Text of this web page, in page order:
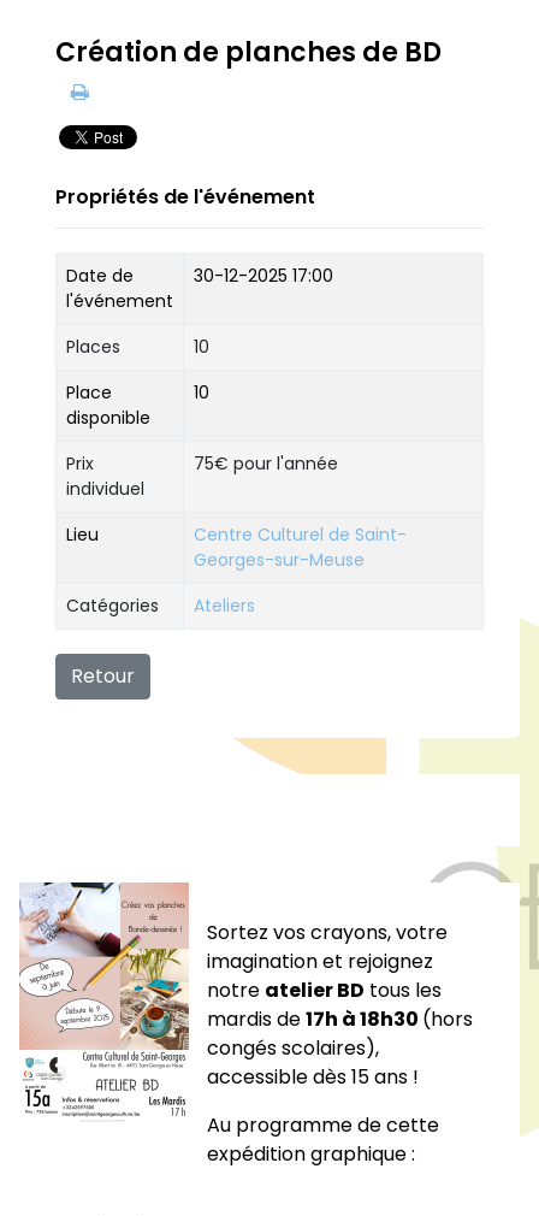
Sortez vos crayons, votre
imagination et rejoignez
notre atelier BD tous les
mardis de17h à 18h30 (hors
congés scolaires),
accessible dès 15 ans !
Au programme de cette
expédition graphique :
Création de planches de BD
Propriétés de l'événement
Date de
l'événement
30-12-2025 17:00
Places
10
Place
disponible
10
Prix
individuel
75€ pour l'année
Lieu
Centre Culturel de Saint-
Georges-sur-Meuse
Catégories
Ateliers
Retour